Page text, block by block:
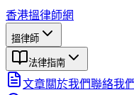
香港搵律師網
搵律師
法律指南
文章關於我們聯絡我們